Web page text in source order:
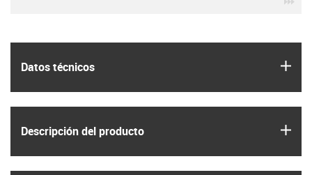
Datos técnicos
Descripción del producto